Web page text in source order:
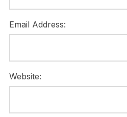
Email Address:
Website: